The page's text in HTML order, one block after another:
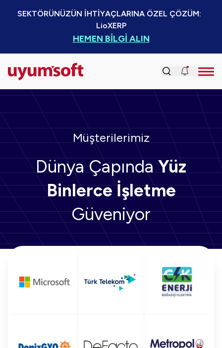
SEKTÖRÜNÜZÜN İHTİYAÇLARINA ÖZEL ÇÖZÜM:
LioXERP
HEMEN BİLGİ ALIN
Müşterilerimiz
Dünya Çapında Yüz
Binlerce İşletme
Güveniyor